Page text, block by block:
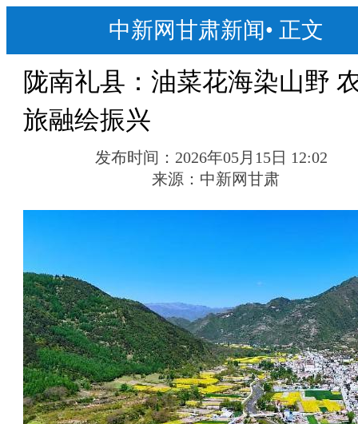
中新网甘肃新闻• 正文
陇南礼县：油菜花海染山野
旅融绘振兴
发布时间： 2026年05月15日 12:02
来源： 中新网甘肃